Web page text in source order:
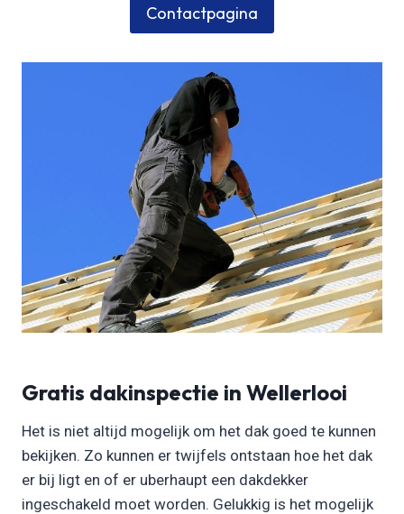
Contactpagina
Gratis dakinspectie in Wellerlooi
Het is niet altijd mogelijk om het dak goed te kunnen
bekijken. Zo kunnen er twijfels ontstaan hoe het dak
er bij ligt en of er uberhaupt een dakdekker
ingeschakeld moet worden. Gelukkig is het mogelijk